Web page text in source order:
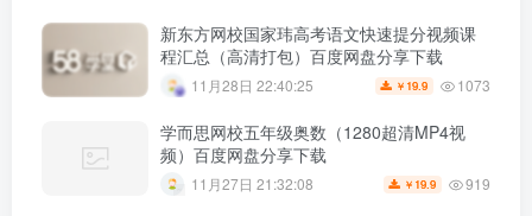
新东方网校国家玮高考语文快速提分视频课
程汇总（高清打包）百度网盘分享下载
11月28日 22:40:25 ￥ 19.9 1073
学而思网校五年级奥数（1280超清MP4视
频）百度网盘分享下载
11月27日 21:32:08 ￥ 19.9 919